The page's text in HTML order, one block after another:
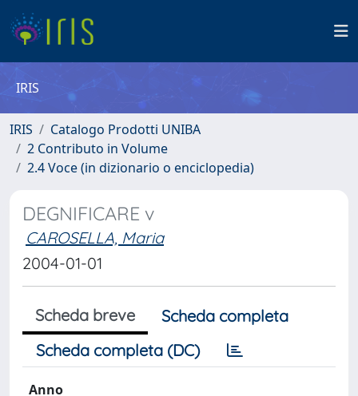
IRIS
IRIS
Catalogo Prodotti UNIBA
2 Contributo in Volume
2.4 Voce (in dizionario o enciclopedia)
DEGNIFICARE v
CAROSELLA, Maria
2004-01-01
Scheda breve
Scheda completa
Scheda completa (DC)
Anno